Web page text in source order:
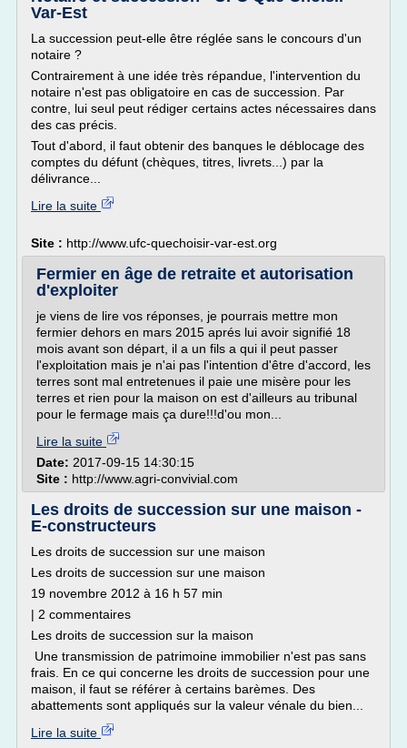
Var-Est
La succession peut-elle être réglée sans le concours d'un
notaire ?
Contrairement à une idée très répandue, l'intervention du
notaire n'est pas obligatoire en cas de succession. Par
contre, lui seul peut rédiger certains actes nécessaires dans
des cas précis.
Tout d'abord, il faut obtenir des banques le déblocage des
comptes du défunt (chèques, titres, livrets...) par la
délivrance...
Lire la suite
Site : http://www.ufc-quechoisir-var-est.org
Fermier en âge de retraite et autorisation
d'exploiter
je viens de lire vos réponses, je pourrais mettre mon
fermier dehors en mars 2015 aprés lui avoir signifié 18
mois avant son départ, il a un fils a qui il peut passer
l'exploitation mais je n'ai pas l'intention d'être d'accord, les
terres sont mal entretenues il paie une misère pour les
terres et rien pour la maison on est d'ailleurs au tribunal
pour le fermage mais ça dure!!!d'ou mon...
Lire la suite
Date: 2017-09-15 14:30:15
Site : http://www.agri-convivial.com
Les droits de succession sur une maison -
E-constructeurs
Les droits de succession sur une maison
Les droits de succession sur une maison
19 novembre 2012 à 16 h 57 min
| 2 commentaires
Les droits de succession sur la maison
Une transmission de patrimoine immobilier n'est pas sans
frais. En ce qui concerne les droits de succession pour une
maison, il faut se référer à certains barèmes. Des
abattements sont appliqués sur la valeur vénale du bien...
Lire la suite